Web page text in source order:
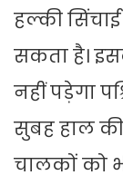
हल्की
सकता है।
नहीं पड़ेगा
सुबह हाल
चालकों को